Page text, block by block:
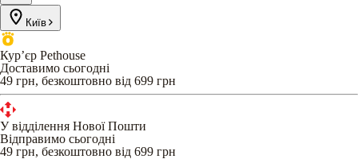
Київ
Кур’єр Pethouse
Доставимо сьогодні
49 грн, безкоштовно від 699 грн
У відділення Нової Пошти
Відправимо сьогодні
49 грн, безкоштовно від 699 грн